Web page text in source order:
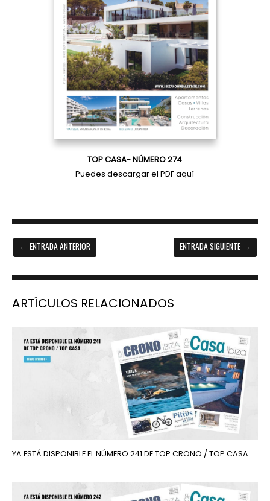
TOP CASA- NÚMERO 274
Puedes descargar el PDFaquí
← ENTRADA ANTERIOR ENTRADA SIGUIENTE →
ARTÍCULOS RELACIONADOS
YA ESTÁ DISPONIBLE EL NÚMERO 241 DE TOP CRONO / TOP CASA